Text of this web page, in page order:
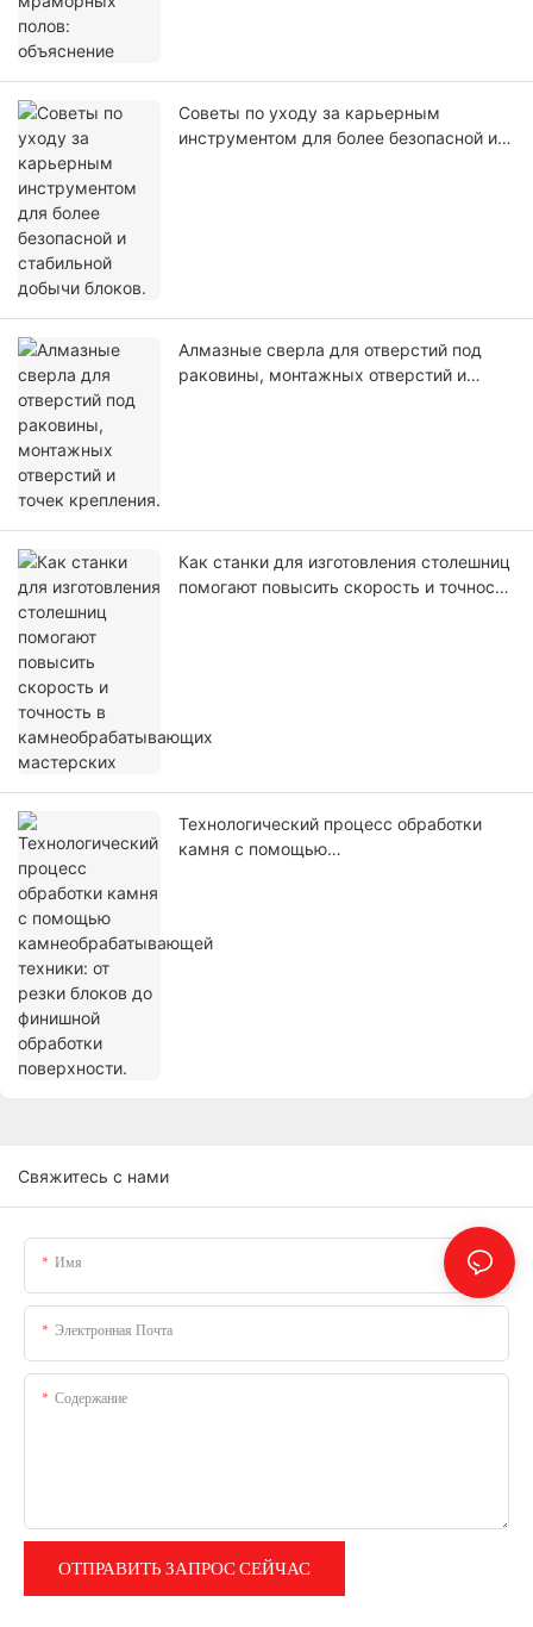
Советы по уходу за карьерным
инструментом для более безопасной и
Алмазные сверла для отверстий под
раковины, монтажных отверстий и
Как станки для изготовления столешниц
помогают повысить скорость и точность
Технологический процесс обработки
камня с помощью
Свяжитесь с нами
Имя
Электронная Почта
Содержание
ОТПРАВИТЬ ЗАПРОС СЕЙЧАС